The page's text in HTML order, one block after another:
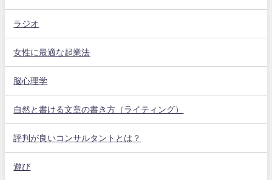
ラジオ
女性に最適な起業法
脳心理学
自然と書ける文章の書き方（ライティング）
評判が良いコンサルタントとは？
遊び